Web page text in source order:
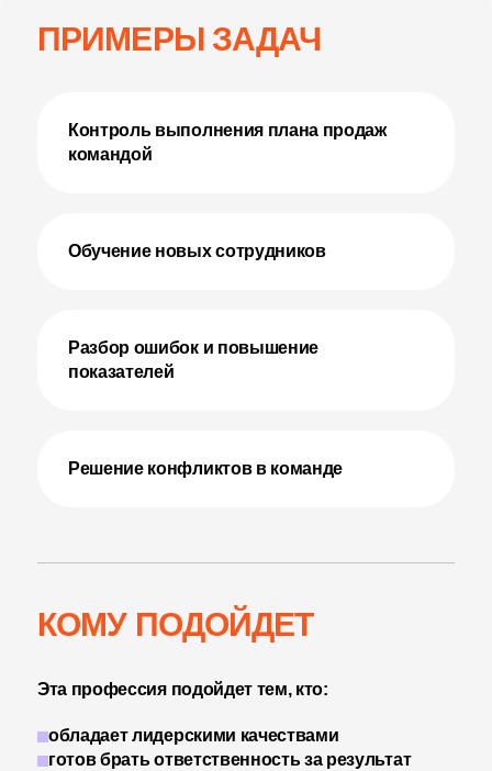
ПРИМЕРЫ ЗАДАЧ
Контроль выполнения плана продаж
командой
Обучение новых сотрудников
Разбор ошибок и повышение
показателей
Решение конфликтов в команде
КОМУ ПОДОЙДЕТ
Эта профессия подойдет тем, кто:
обладает лидерскими качествами
готов брать ответственность за результат